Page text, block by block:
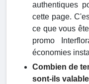
authentiques
cette page.
ce que vous
promo
économies
Combien de
sont-ils